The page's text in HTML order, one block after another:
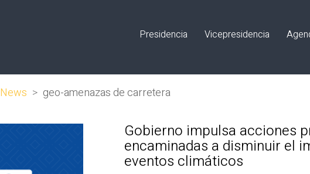
Presidencia Vicepresidencia
News > geo-amenazas de carretera
Gobierno impulsa acciones
encaminadas a disminuir el
eventos climáticos